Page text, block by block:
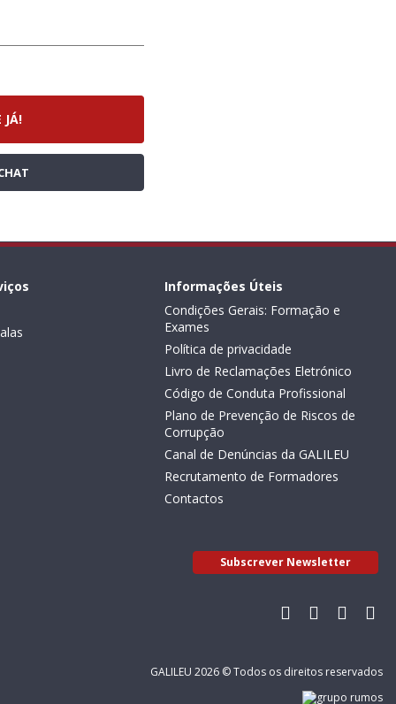
JÁ!
Informações Úteis
Condições Gerais: Formação e
Exames
Política de privacidade
Livro de Reclamações Eletrónico
Código de Conduta Profissional
Plano de Prevenção de Riscos de
Corrupção
Canal de Denúncias da GALILEU
Recrutamento de Formadores
Contactos
Subscrever Newsletter
GALILEU 2026 © Todos os direitos reservados